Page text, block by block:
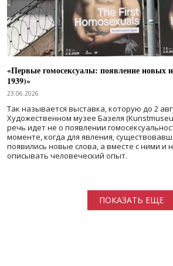
«Первые гомосексуалы: появление новых
1939)»
23.06.2026
Так называется выставка, которую до 2
Художественном музее Базеля
речь идет не о появлении
моменте, когда для явления,
появились новые слова, а вместе с ними и
описывать человеческий опыт.
ПОКАЗАТЬ ЕЩЕ